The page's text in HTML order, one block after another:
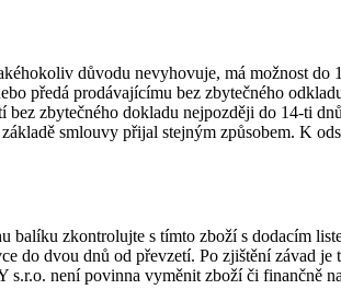
důvodu nevyhovuje, má možnost do
předá prodávajícímu bez zbytečného
zbytečného dokladu nejpozději do 14-ti
smlouvy přijal stejným způsobem. K
zkontrolujte s tímto zboží s dodacím
do dvou dnů od převzetí. Po zjištění závad je
není povinna vyměnit zboží či finančně